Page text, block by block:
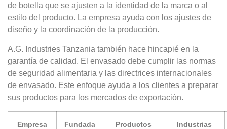
de botella que se ajusten a la identidad de la marca o al
estilo del producto. La empresa ayuda con los ajustes de
diseño y la coordinación de la producción.
A.G. Industries Tanzania también hace hincapié en la
garantía de calidad. El envasado debe cumplir las normas
de seguridad alimentaria y las directrices internacionales
de envasado. Este enfoque ayuda a los clientes a preparar
sus productos para los mercados de exportación.
Empresa Fundada
Productos
Industrias